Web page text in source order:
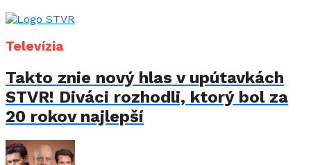
Televízia
Takto znie nový hlas v upútavkách
STVR! Diváci rozhodli, ktorý bol za
20 rokov najlepší